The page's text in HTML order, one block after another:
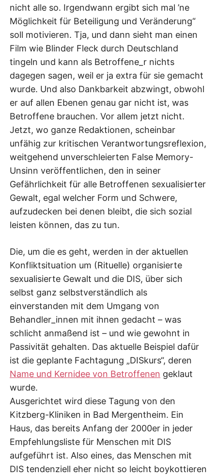
nicht alle so. Irgendwann ergibt sich mal ’ne
Möglichkeit für Beteiligung und Veränderung“
soll motivieren. Tja, und dann sieht man einen
Film wie Blinder Fleck durch Deutschland
tingeln und kann als Betroffene_r nichts
dagegen sagen, weil er ja extra für sie gemacht
wurde. Und also Dankbarkeit abzwingt, obwohl
er auf allen Ebenen genau gar nicht ist, was
Betroffene brauchen. Vor allem jetzt nicht.
Jetzt, wo ganze Redaktionen, scheinbar
unfähig zur kritischen Verantwortungsreflexion,
weitgehend unverschleierten False Memory-
Unsinn veröffentlichen, den in seiner
Gefährlichkeit für alle Betroffenen sexualisierter
Gewalt, egal welcher Form und Schwere,
aufzudecken bei denen bleibt, die sich sozial
leisten können, das zu tun.
Die, um die es geht, werden in der aktuellen
Konfliktsituation um (Rituelle) organisierte
sexualisierte Gewalt und die DIS, über sich
selbst ganz selbstverständlich als
einverstanden mit dem Umgang von
Behandler_innen mit ihnen gedacht – was
schlicht anmaßend ist – und wie gewohnt in
Passivität gehalten. Das aktuelle Beispiel dafür
ist die geplante Fachtagung „DISkurs“, deren
Name und Kernidee von Betroffenen geklaut
wurde.
Ausgerichtet wird diese Tagung von den
Kitzberg-Kliniken in Bad Mergentheim. Ein
Haus, das bereits Anfang der 2000er in jeder
Empfehlungsliste für Menschen mit DIS
aufgeführt ist. Also eines, das Menschen mit
DIS tendenziell eher nicht so leicht boykottieren